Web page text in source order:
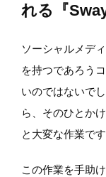
れる『
ソーシャルメデ
を持つであろう
いのではないで
ら、そのひとか
と大変な作業です
この作業を手助